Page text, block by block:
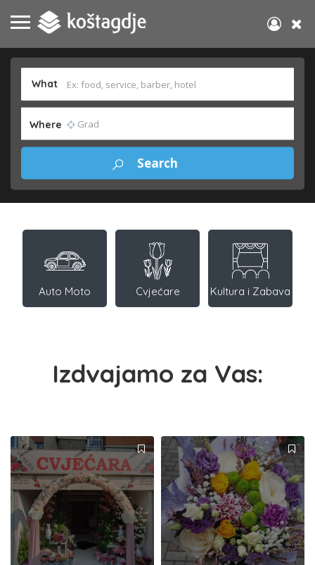
What
Where
Auto Moto Cvjećare Kultura i Zabava
Izdvajamo za Vas: